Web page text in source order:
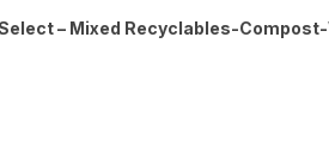
Select – Mixed Recyclables-